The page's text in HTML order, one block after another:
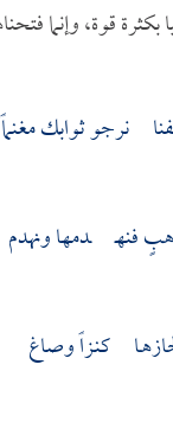
بكثرة قوة، وإنما
نرجو ثوابك مغنماً
فنهـ ـدمها ونهدم
كنـزاً وصاغ